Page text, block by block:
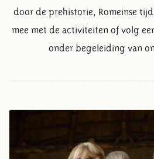
door de prehistorie, Romeinse
mee met de activiteiten of volg
onder begeleiding van